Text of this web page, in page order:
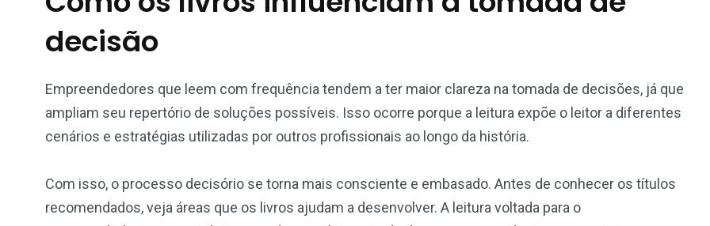
decisão
Empreendedores que leem com frequência tendem a ter maior clareza na tomada de decisões, já que
ampliam seu repertório de soluções possíveis. Isso ocorre porque a leitura expõe o leitor a diferentes
cenários e estratégias utilizadas por outros profissionais ao longo da história.
Com isso, o processo decisório se torna mais consciente e embasado. Antes de conhecer os títulos
recomendados, veja áreas que os livros ajudam a desenvolver. A leitura voltada para o